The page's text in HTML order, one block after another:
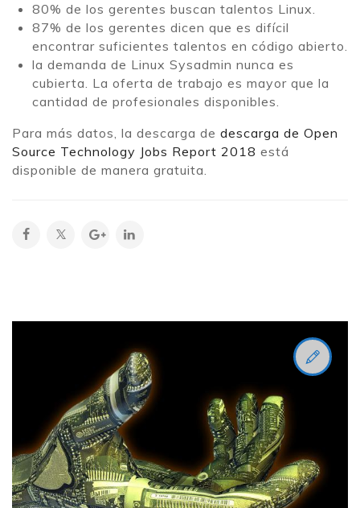
80% de los gerentes buscan talentos Linux.
87% de los gerentes dicen que es difícil
encontrar suficientes talentos en código abierto.
la demanda de Linux Sysadmin nunca es
cubierta. La oferta de trabajo es mayor que la
cantidad de profesionales disponibles.
Para más datos, la descarga de descarga de Open
Source Technology Jobs Report 2018 está
disponible de manera gratuita.